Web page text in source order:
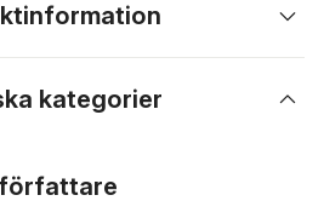
kategorier